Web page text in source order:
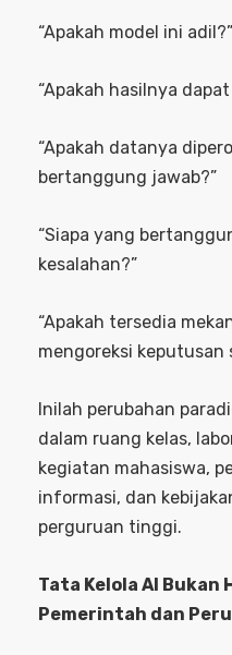
“Apakah model ini adil?”
“Apakah hasilnya
“Apakah datanya
bertanggung jawab?”
“Siapa yang
kesalahan?”
“Apakah tersedia
mengoreksi keputusan
Inilah perubahan
dalam ruang kelas,
kegiatan mahasiswa,
informasi, dan
perguruan tinggi.
Tata Kelola AI Bukan
Pemerintah dan